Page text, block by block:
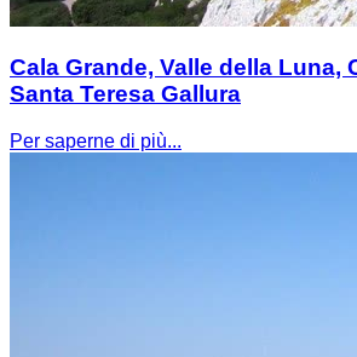
Cala Grande, Valle della Luna,
Santa Teresa Gallura
Per saperne di più...